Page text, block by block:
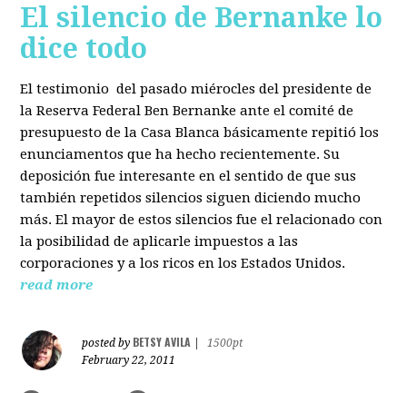
El silencio de Bernanke lo
dice todo
El testimonio del pasado miérocles del presidente de
la Reserva Federal Ben Bernanke ante el comité de
presupuesto de la Casa Blanca básicamente repitió los
enunciamentos que ha hecho recientemente. Su
deposición fue interesante en el sentido de que sus
también repetidos silencios siguen diciendo mucho
más. El mayor de estos silencios fue el relacionado con
la posibilidad de aplicarle impuestos a las
corporaciones y a los ricos en los Estados Unidos.
read more
posted by BETSY AVILA
1500pt
February 22, 2011